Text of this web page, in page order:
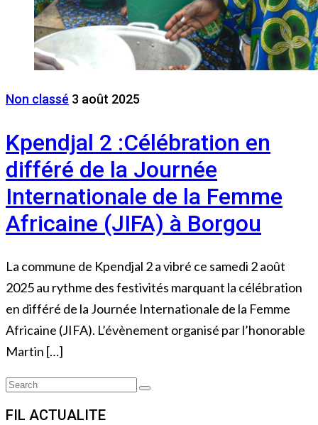
Non classé 3 août 2025
Kpendjal 2 :Célébration en
différé de la Journée
Internationale de la Femme
Africaine (JIFA) à Borgou
La commune de Kpendjal 2 a vibré ce samedi 2 août
2025 au rythme des festivités marquant la célébration
en différé de la Journée Internationale de la Femme
Africaine (JIFA). L’évènement organisé par l’honorable
Martin […]
Search
Search
FIL ACTUALITE